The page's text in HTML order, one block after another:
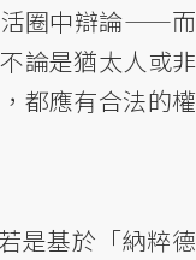
活圈中辯論——而
論是猶太人或非
都應有合法的權
是基於「納粹德